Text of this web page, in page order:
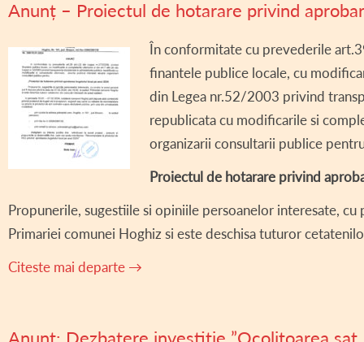
Anunț – Proiectul de hotarare privind
În conformitate cu prevederile
finantele publice locale, cu
din Legea nr.52/2003 privind
republicata cu modificarile si
organizarii consultarii publice
Proiectul de hotarare privind
Propunerile, sugestiile si opiniile persoanelor interesate,
Primariei comunei Hoghiz si este deschisa tuturor
Citeste mai departe →
Anunț: Dezbatere investiție ”Ocolitoarea sat